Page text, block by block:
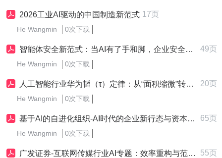
2026工业AI驱动的中国制造新范式 17页
He Wangmin 0次下载
智能体安全新范式：当AI有了手和脚，企业安全边界必须重建 49页
He Wangmin 0次下载
人工智能行业华为韬（τ）定律：从“面积缩微”转向“时间缩微”的半导体新范式 20页
He Wangmin 0次下载
基于AI的自进化组织-AI时代的企业新行态与资本范式 65页
He Wangmin 0次下载
广发证券-互联网传媒行业AI专题：效率重构与范式跃迁，AI赋能内容变革与流量变现-20260525- 55页